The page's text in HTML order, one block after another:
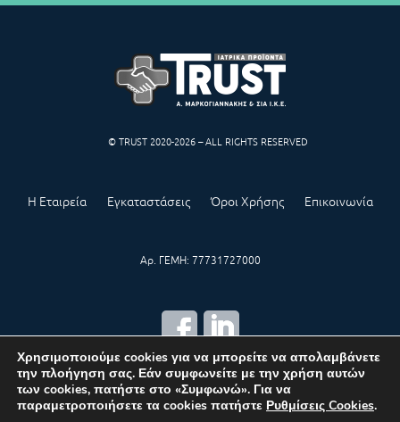
© TRUST 2020-2026 – ALL RIGHTS RESERVED
Η Εταιρεία Εγκαταστάσεις Όροι Χρήσης Επικοινωνία
Αρ. ΓΕΜΗ: 77731727000
CREATED BYIWORX
Χρησιμοποιούμε cookies για να μπορείτε να απολαμβάνετε
την πλοήγηση σας. Εάν συμφωνείτε με την χρήση αυτών
των cookies, πατήστε στο «Συμφωνώ». Για να
παραμετροποιήσετε τα cookies πατήστε Ρυθμίσεις Cookies.